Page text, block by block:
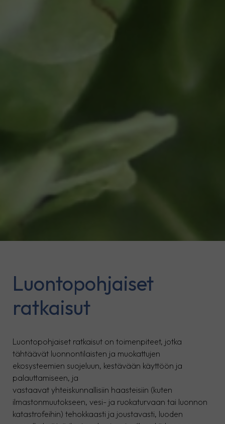
Luontopohjaiset
ratkaisut
Luontopohjaiset ratkaisut on toimenpiteet, jotka
tähtäävät luonnontilaisten ja muokattujen
ekosysteemien suojeluun, kestävään käyttöön ja
palauttamiseen, ja
vastaavat yhteiskunnallisiin haasteisiin (kuten
ilmastonmuutokseen, vesi- ja ruokaturvaan tai luonnon
katastrofeihin) tehokkaasti ja joustavasti, luoden